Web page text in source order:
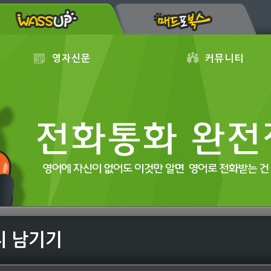
영자신문 커뮤니티
남기기